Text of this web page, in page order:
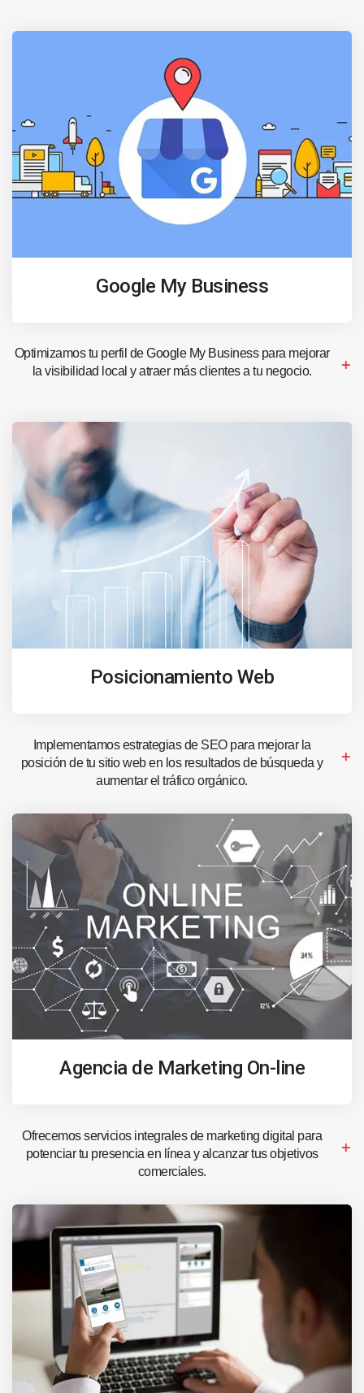
Google My Business
Optimizamos tu perfil de Google My Business para mejorar
la visibilidad local y atraer más clientes a tu negocio.
Posicionamiento Web
Implementamos estrategias de SEO para mejorar la
posición de tu sitio web en los resultados de búsqueda y
aumentar el tráfico orgánico.
Agencia de Marketing On-line
Ofrecemos servicios integrales de marketing digital para
potenciar tu presencia en línea y alcanzar tus objetivos
comerciales.